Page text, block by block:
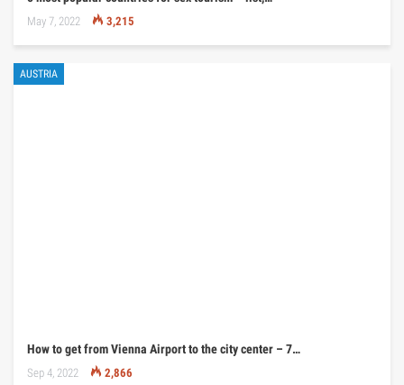
May 7, 2022 3,215
AUSTRIA
How to get from Vienna Airport to the city center – 7…
Sep 4, 2022 2,866